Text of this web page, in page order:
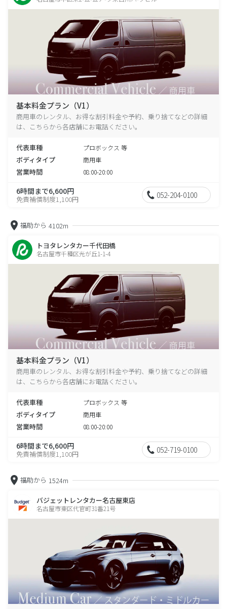
基本料金プラン（V1）
商用車のレンタル、お得な割引料金や予約、乗り捨てなどの詳細
は、こちらから各店舗にお電話ください。
代表車種 プロボックス 等
ボディタイプ 商用車
営業時間 08:00-20:00
6時間まで6,600円
免責補償制度1,100円 052-204-0100
福助から 4102m
トヨタレンタカー千代田橋
名古屋市千種区光が丘1-1-4
基本料金プラン（V1）
商用車のレンタル、お得な割引料金や予約、乗り捨てなどの詳細
は、こちらから各店舗にお電話ください。
代表車種 プロボックス 等
ボディタイプ 商用車
営業時間 08:00-20:00
6時間まで6,600円
免責補償制度1,100円 052-719-0100
福助から 1524m
バジェットレンタカー名古屋東店
名古屋市東区代官町31番21号